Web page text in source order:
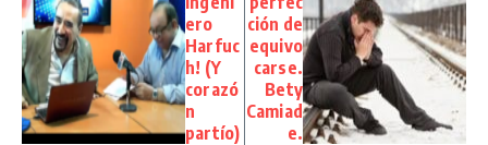
ero
Harfuc
h! (Y
corazó
n
partío)
ción de
equivo
carse.
Bety
Camiad
e.